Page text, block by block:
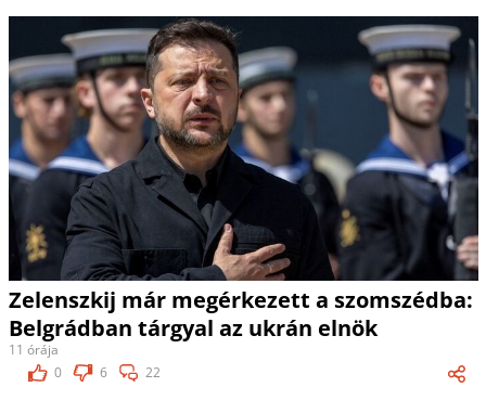
Zelenszkij már megérkezett a szomszédba:
Belgrádban tárgyal az ukrán elnök
11 órája
0
6 22